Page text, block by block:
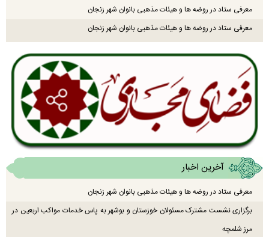
معرفی ستاد در روضه ها و هیئات مذهبی بانوان شهر زنجان
معرفی ستاد در روضه ها و هیئات مذهبی بانوان شهر زنجان
آخرین اخبار
معرفی ستاد در روضه ها و هیئات مذهبی بانوان شهر زنجان
برگزاری نشست مشترک مسئولان خوزستان و بوشهر به پاس خدمات مواکب اربعین در
مرز شلمچه